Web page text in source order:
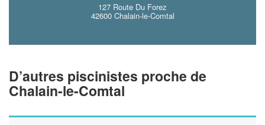
127 Route Du Forez
42600 Chalain-le-Comtal
D’autres piscinistes proche de
Chalain-le-Comtal